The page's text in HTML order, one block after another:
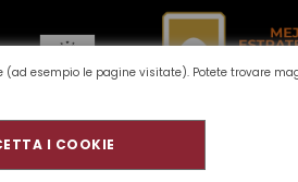
esempio le pagine visitate). Potete trovare
I COOKIE